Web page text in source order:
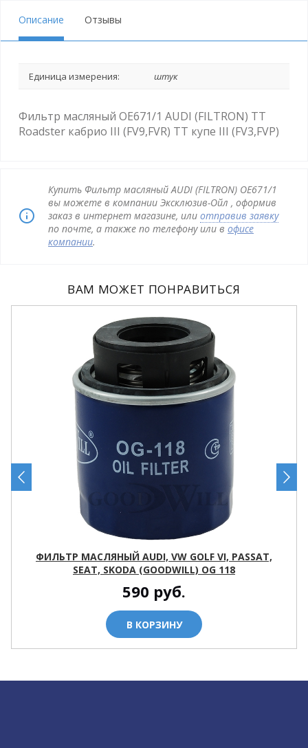
Описание Отзывы
Единица измерения: штук
Фильтр масляный OE671/1 AUDI (FILTRON) TT
Roadster кабрио III (FV9,FVR) TT купе III (FV3,FVP)
Купить Фильтр масляный AUDI (FILTRON) OE671/1
вы можете в компании Эксклюзив-Ойл , оформив
заказ в интернет магазине, или отправив заявку
по почте, а также по телефону или в офисе
компании.
ВАМ МОЖЕТ ПОНРАВИТЬСЯ
ФИЛЬТР МАСЛЯНЫЙ AUDI, VW GOLF VI, PASSAT,
SEAT, SKODA (GOODWILL) OG 118
590 руб.
В КОРЗИНУ